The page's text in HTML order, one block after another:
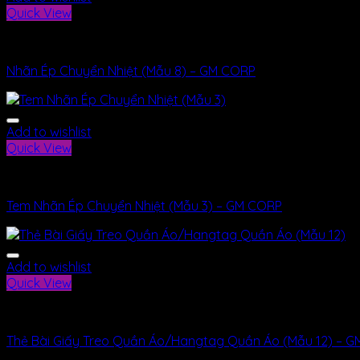
Quick View
Nhãn Ép Chuyển Nhiệt (Mẫu 8) – GM CORP
Add to wishlist
Quick View
Tem Nhãn Ép Chuyển Nhiệt (Mẫu 3) – GM CORP
Add to wishlist
Quick View
Thẻ Bài Giấy Treo Quần Áo/Hangtag Quần Áo (Mẫu 12) –